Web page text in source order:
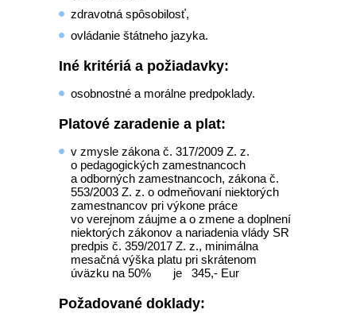
zdravotná spôsobilosť,
ovládanie štátneho jazyka.
Iné kritériá a požiadavky:
osobnostné a morálne predpoklady.
Platové zaradenie a plat:
v zmysle zákona č. 317/2009 Z. z.
o pedagogických zamestnancoch
a odborných zamestnancoch, zákona č.
553/2003 Z. z. o odmeňovaní niektorých
zamestnancov pri výkone práce
vo verejnom záujme a o zmene a doplnení
niektorých zákonov a nariadenia vlády SR
predpis č. 359/2017 Z. z., minimálna
mesačná výška platu pri skrátenom
úväzku na 50% je 345,- Eur
Požadované doklady: